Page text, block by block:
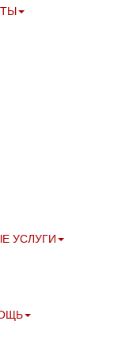
УСЛУГИ